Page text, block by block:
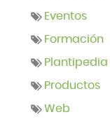
Eventos
Formación
Plantipedia
Productos
Web